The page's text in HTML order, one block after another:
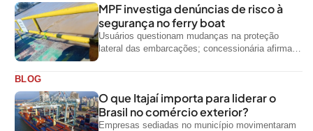
MPF investiga denúncias de risco à
segurança no ferry boat
Usuários questionam mudanças na proteção
lateral das embarcações; concessionária afirma
BLOG
O que Itajaí importa para liderar o
Brasil no comércio exterior?
Empresas sediadas no município movimentaram